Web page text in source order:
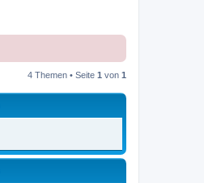
4 Themen • Seite 1 von 1